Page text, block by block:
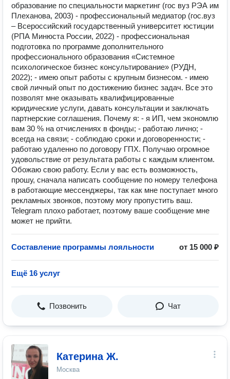
образование по специальности маркетинг (гос вуз РЭА им
Плеханова, 2003) - профессиональный медиатор (гос.вуз
– Всероссийский государственный университет юстиции
(РПА Минюста России, 2022) - профессиональная
подготовка по программе дополнительного
профессионального образования «Системное
психологическое бизнес консультирование» (РУДН,
2022); - имею опыт работы с крупным бизнесом. - имею
свой личный опыт по достижению бизнес задач. Все это
позволят мне оказывать квалифицированные
юридические услуги, давать консультации и заключать
партнерские соглашения. Почему я: - я ИП, чем экономлю
вам 30 % на отчислениях в фонды; - работаю лично; -
всегда на связи; - соблюдаю сроки и договоренности; -
работаю удаленно по договору ГПХ. Получаю огромное
удовольствие от результата работы с каждым клиентом.
Обожаю свою работу. Если у вас есть возможность,
прошу, сначала написать сообщение по номеру телефона
в работающие мессенджеры, так как мне поступает много
рекламных звонков, поэтому могу пропустить ваш.
Telegram плохо работает, поэтому ваше сообщение мне
может не прийти.
Составление программы лояльности от 15 000 ₽
Ещё 16 услуг
Позвонить Чат
Катерина Ж.
Москва